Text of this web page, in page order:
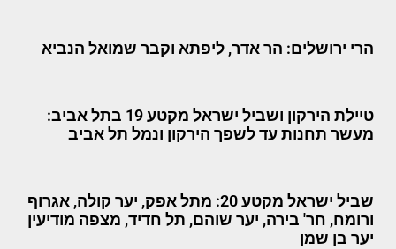
הרי ירושלים: הר אדר, ליפתא וקבר שמואל הנביא
טיילת הירקון ושביל ישראל מקטע 19 בתל אביב:
מעשר תחנות עד לשפך הירקון ונמל תל אביב
שביל ישראל מקטע 20: מתל אפק, יער קולה, אגרוף
ורומח, חר' בירה, יער שוהם, תל חדיד, מצפה מודיעין
יער בן שמן